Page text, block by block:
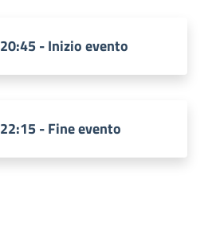
20:45 - Inizio evento
22:15 - Fine evento